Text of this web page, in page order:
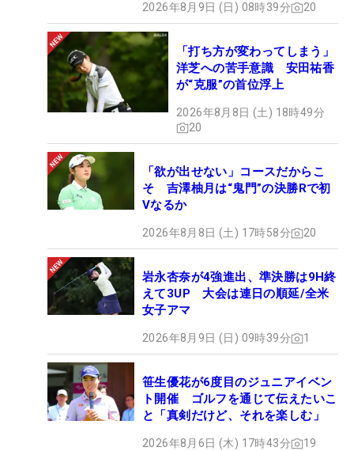
2026年8月9日 (日) 08時39分 20
「打ち方が変わってしまう」
洋芝への苦手意識 安田祐香
が“克服”の首位浮上
2026年8月8日 (土) 18時49分
20
「欲が出せない」コースだからこ
そ 吉澤柚月は“鬼門”の決勝Rで初
Vなるか
2026年8月8日 (土) 17時58分 20
岩永杏奈が4強進出、準決勝は9H終
えて3UP 大会は連日の順延/全米
女子アマ
2026年8月9日 (日) 09時39分 1
笹生優花が6度目のジュニアイベン
ト開催 ゴルフを通じて伝えたいこ
と「真剣だけど、それを楽しむ」
2026年8月6日 (木) 17時43分 19